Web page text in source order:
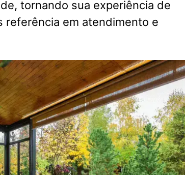
tornando sua experiência de
referência em atendimento e